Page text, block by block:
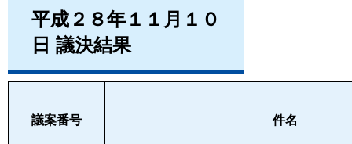
平成２８年１１月１０
日 議決結果
議案番号 件名